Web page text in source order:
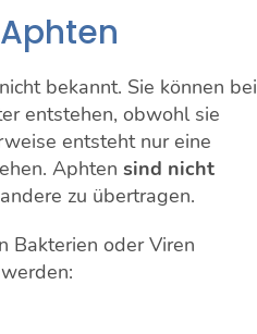
bekannt. Sie können bei
entstehen, obwohl sie
entsteht nur eine
Aphten sind nicht
zu übertragen.
Bakterien oder Viren